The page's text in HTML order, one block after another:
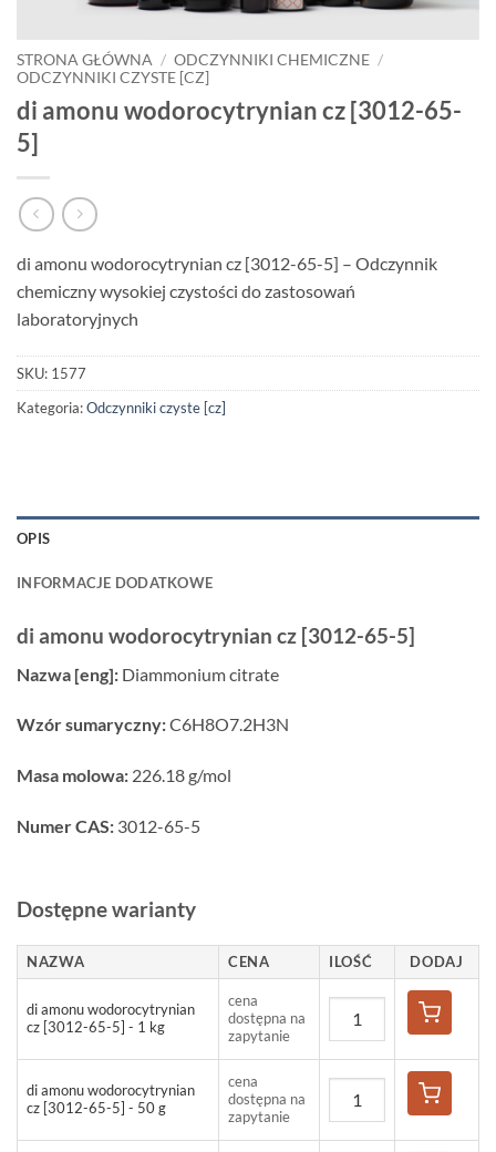
STRONA GŁÓWNA / ODCZYNNIKI CHEMICZNE /
ODCZYNNIKI CZYSTE [CZ]
di amonu wodorocytrynian cz [3012-65-
5]
di amonu wodorocytrynian cz [3012-65-5] – Odczynnik
chemiczny wysokiej czystości do zastosowań
laboratoryjnych
SKU: 1577
Kategoria:Odczynniki czyste [cz]
OPIS
INFORMACJE DODATKOWE
di amonu wodorocytrynian cz [3012-65-5]
Nazwa [eng]: Diammonium citrate
Wzór sumaryczny:C6H8O7.2H3N
Masa molowa: 226.18 g/mol
Numer CAS: 3012-65-5
Dostępne warianty
NAZWA CENA ILOŚĆ DODAJ
di amonu wodorocytrynian
cz [3012-65-5] - 1 kg
cena
dostępna na
zapytanie
di amonu wodorocytrynian
cz [3012-65-5] - 50 g
cena
dostępna na
zapytanie